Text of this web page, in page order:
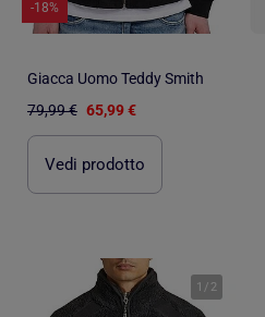
-18%
Giacca Uomo Teddy Smith
79,99 € 65,99 €
Vedi prodotto
1 / 2